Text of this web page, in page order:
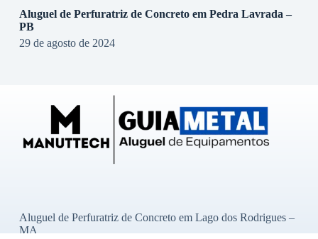
Aluguel de Perfuratriz de Concreto em Pedra Lavrada –
PB
29 de agosto de 2024
Aluguel de Perfuratriz de Concreto em Lago dos Rodrigues –
MA